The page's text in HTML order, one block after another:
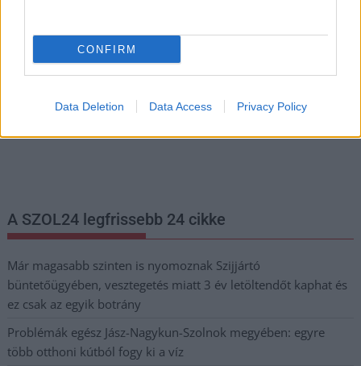
CONFIRM
Data Deletion Data Access Privacy Policy
meg e-mail címét:
Megismertem és elfogadom a
A SZOL24 legfrissebb 24 cikke
Már magasabb szinten is nyomoznak Szijjártó
büntetőügyében, vesztegetés miatt 3 év letöltendőt kaphat és
ez csak az egyik botrány
Problémák egész Jász-Nagykun-Szolnok megyében: egyre
több otthoni kútból fogy ki a víz